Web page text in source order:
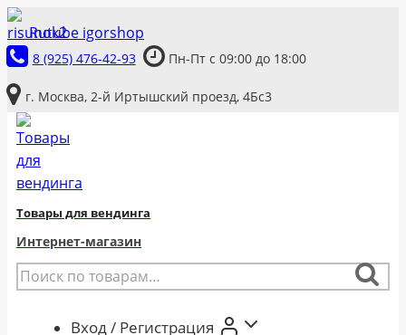
Перейти
к
содержимому
Rutube igorshop
8 (925) 476-42-93 Пн-Пт с 09:00 до 18:00
г. Москва, 2-й Иртышский проезд, 4Бс3
Товары для вендинга
Интернет-магазин
Искать: Поиск
Вход / Регистрация